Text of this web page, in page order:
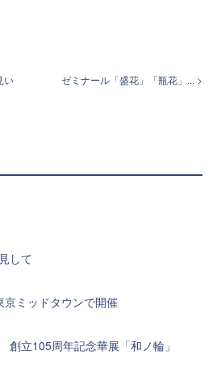
い
ゼミナール「盛花」「瓶花」... >
して
京ミッドタウンで開催
立105周年記念華展「和ノ輪」